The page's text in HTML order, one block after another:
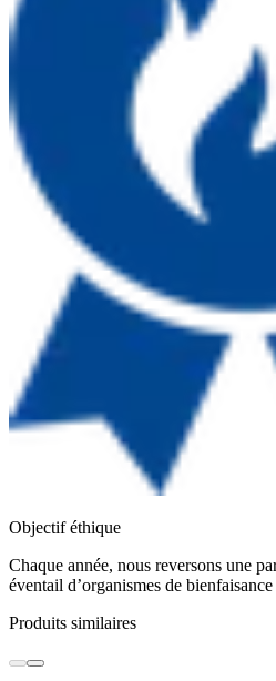
Objectif éthique
Chaque année, nous reversons une
éventail d’organismes de
Produits similaires